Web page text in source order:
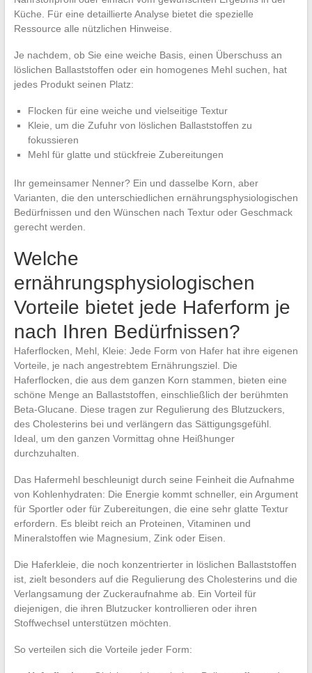
Küche. Für eine detaillierte Analyse bietet die spezielle
Ressource alle nützlichen Hinweise.
Je nachdem, ob Sie eine weiche Basis, einen Überschuss an
löslichen Ballaststoffen oder ein homogenes Mehl suchen, hat
jedes Produkt seinen Platz:
Flocken für eine weiche und vielseitige Textur
Kleie, um die Zufuhr von löslichen Ballaststoffen zu
fokussieren
Mehl für glatte und stückfreie Zubereitungen
Ihr gemeinsamer Nenner? Ein und dasselbe Korn, aber
Varianten, die den unterschiedlichen ernährungsphysiologischen
Bedürfnissen und den Wünschen nach Textur oder Geschmack
gerecht werden.
Welche
ernährungsphysiologischen
Vorteile bietet jede Haferform je
nach Ihren Bedürfnissen?
Haferflocken, Mehl, Kleie: Jede Form von Hafer hat ihre eigenen
Vorteile, je nach angestrebtem Ernährungsziel. Die
Haferflocken, die aus dem ganzen Korn stammen, bieten eine
schöne Menge an Ballaststoffen, einschließlich der berühmten
Beta-Glucane. Diese tragen zur Regulierung des Blutzuckers,
des Cholesterins bei und verlängern das Sättigungsgefühl.
Ideal, um den ganzen Vormittag ohne Heißhunger
durchzuhalten.
Das Hafermehl beschleunigt durch seine Feinheit die Aufnahme
von Kohlenhydraten: Die Energie kommt schneller, ein Argument
für Sportler oder für Zubereitungen, die eine sehr glatte Textur
erfordern. Es bleibt reich an Proteinen, Vitaminen und
Mineralstoffen wie Magnesium, Zink oder Eisen.
Die Haferkleie, die noch konzentrierter in löslichen Ballaststoffen
ist, zielt besonders auf die Regulierung des Cholesterins und die
Verlangsamung der Zuckeraufnahme ab. Ein Vorteil für
diejenigen, die ihren Blutzucker kontrollieren oder ihren
Stoffwechsel unterstützen möchten.
So verteilen sich die Vorteile jeder Form: